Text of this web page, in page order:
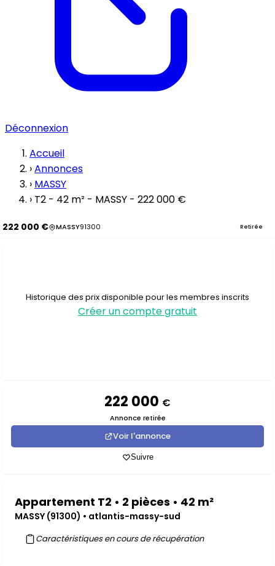
Déconnexion
Accueil
›Annonces
› MASSY
› T2 - 42 m² - MASSY - 222 000 €
222 000 € MASSY91300 Retirée
Historique des prix disponible pour les membres inscrits
Créer un compte gratuit
222 000 €
Annonce retirée
Voir l'annonce
Suivre
Appartement T2 • 2 pièces • 42 m²
MASSY (91300) • atlantis-massy-sud
Caractéristiques en cours de récupération